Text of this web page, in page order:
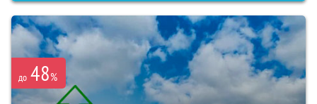
до 48%